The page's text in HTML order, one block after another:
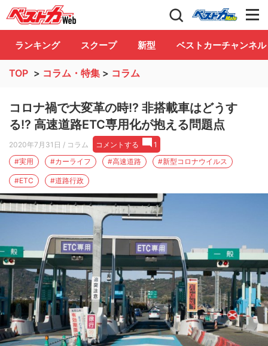
自動車情報誌「ベストカー」 Club
ランキング スクープ 新型 ベストカーチャンネル
TOP > コラム・特集 > コラム
コロナ禍で大変革の時!? 非搭載車はどうす
る!? 高速道路ETC専用化が抱える問題点
2020年7月31日 / コラム コメントする
1
#実用
#カーライフ #高速道路 #新型コロナウイルス
#ETC #道路行政